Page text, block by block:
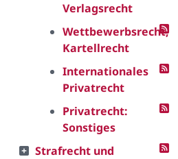
Verlagsrecht
Wettbewerbsrecht,
Kartellrecht
Internationales
Privatrecht
Privatrecht:
Sonstiges
Strafrecht und